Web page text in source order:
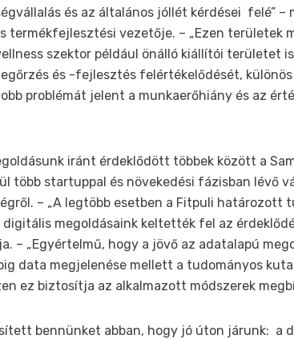
és az általános jóllét kérdései felé” –
termékfejlesztési vezetője. – „Ezen területek
szektor például önálló kiállítói területet
és -fejlesztés felértékelődését,
problémát jelent a munkaerőhiány és az
iránt érdeklődött többek között a
több startuppal és növekedési fázisban lévő
– „A legtöbb esetben a Fitpuli határozott
megoldásaink keltették fel az
– „Egyértelmű, hogy a jövő az adatalapú
data megjelenése mellett a tudományos
ez biztosítja az alkalmazott módszerek
bennünket abban, hogy jó úton járunk: a